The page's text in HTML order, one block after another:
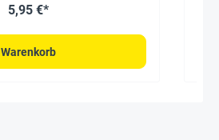
5,95 €*
Warenkorb